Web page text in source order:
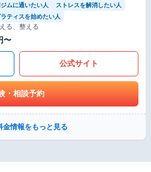
ムに通いたい人
ストレスを解消したい人
ティスを始めたい人
る、整える
〜
公式サイト
・相談予約
金情報をもっと見る